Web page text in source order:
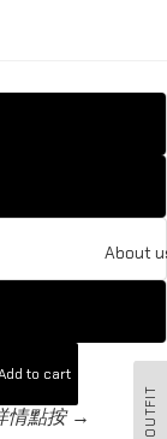
About
OUTFIT
to cart
情點按 →